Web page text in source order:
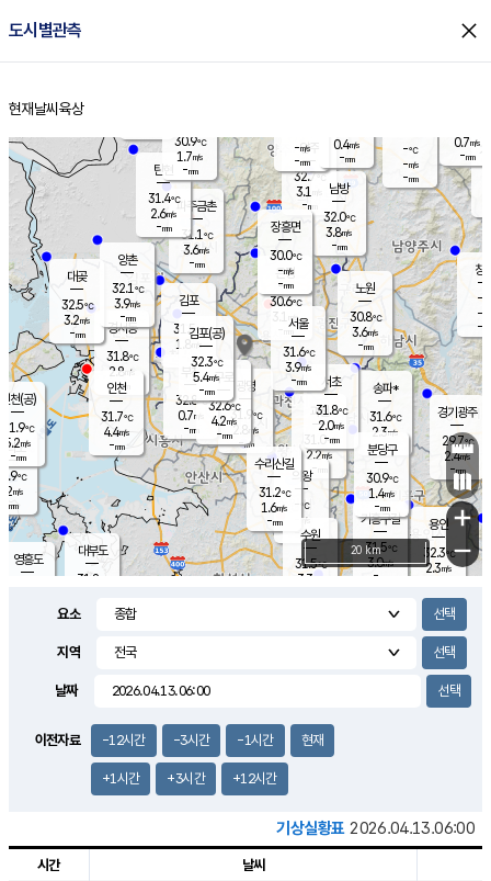
도시별관측 close
홈
현재날씨 육상
의도
℃
m/s
mm
영흥도
양주
32.7℃
3.1
-mm
과천
31.0℃
2.2m/s
- mm
용인
32.3℃
2.3m/s
경기광주
29.7℃
2.4m/s
-mm
3.2m/s
대부도
31.8
경서동
31.8℃
2.8 m/s
-mm
파주금촌
31.1℃
3.6m/s
-mm
-℃
-m/s
-mm
대곶
32.5℃
3.2m/s
-mm
창
-
-m/
-
탄현
31.4℃
2.6m/s
-mm
0.7m/s
-mm
의왕
- ℃
m/s
mm
김포
31.5℃
1.8 m/s
mm
광명
31.9 ℃
2.8 m/s
-mm
부천
32.8℃
0.7m/s
-mm
양촌
32.1℃
3.9m/s
-mm
구로
32.6℃
4.2m/s
-mm
은평
30.6℃
3.1 m/s
- mm
노원
30.8℃
3.6m/s
-mm
송파*
31.6℃
2.3m/s
-mm
서초
31.8℃
2.0m/s
-mm
남방
32.0℃
3.8m/s
-mm
기흥구갈
31.5℃
3.0m/s
-
수리산길
31.2℃
1.6m/s
-mm
분당구
30.9℃
1.4m/s
-mm
장흥면
30.0℃
-m/s
-mm
-m/s
-mm
인천(공)
31.9℃
5.2m/s
-mm
김포(공)
32.3℃
5.4m/s
-mm
수원
31.5℃
3.3 m/s
인천
31.7℃
4.4m/s
-mm
서울
31.6℃
3.9m/s
-mm
30.9℃
1.7m/s
-mm
0.4m/s
-mm
+
−
20 km
요소
지역
날짜
이전자료 -12시간 -3시간 -1시간 현재
+1시간 +3시간 +12시간
기상실황표 2026.04.13.06:00
시간 날씨